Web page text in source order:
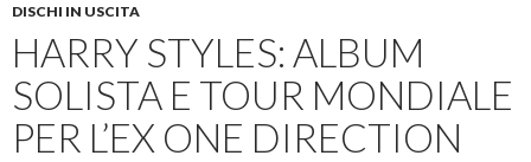
DISCHI IN USCITA
HARRY STYLES: ALBUM
SOLISTA E TOUR MONDIALE
PER L’EX ONE DIRECTION